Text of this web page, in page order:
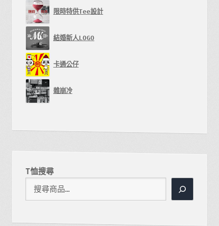
限時特供Tee設計
結婚新人LOGO
卡通公仔
雜崩冷
T恤搜尋